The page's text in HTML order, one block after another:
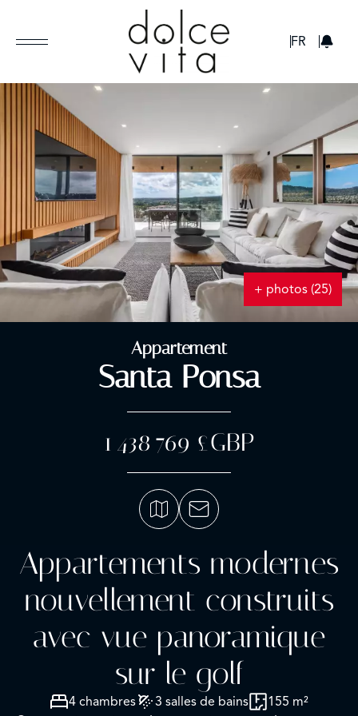
FR
+ photos (25)
Appartement
Santa Ponsa
1 438 769 £GBP
Appartements modernes
nouvellement construits
avec vue panoramique
sur le golf
4 chambres 3 salles de bains
155 m²